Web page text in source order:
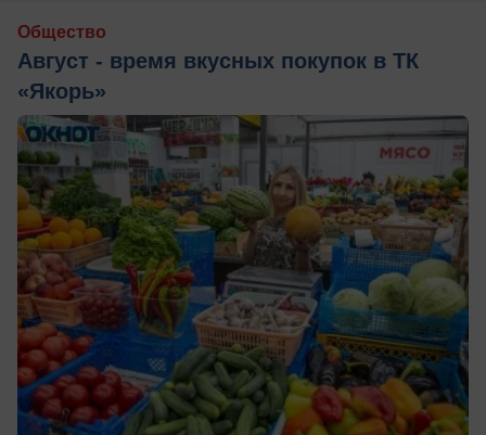
Общество
Август - время вкусных покупок в ТК
«Якорь»